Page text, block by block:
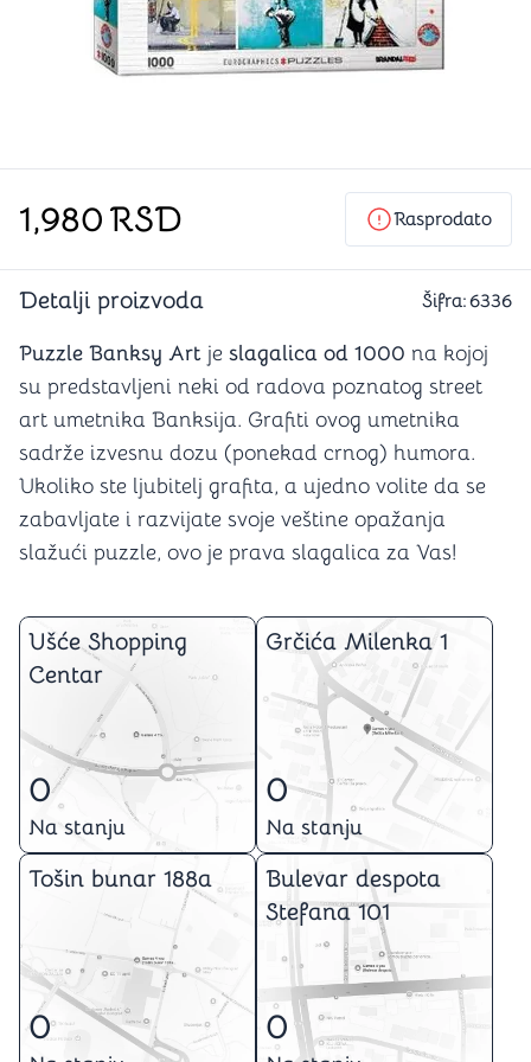
1,980RSD Rasprodato
Detalji proizvoda Šifra:6336
Puzzle Banksy Art je slagalica od 1000 na kojoj
su predstavljeni neki od radova poznatog street
art umetnika Banksija. Grafiti ovog umetnika
sadrže izvesnu dozu (ponekad crnog) humora.
Ukoliko ste ljubitelj grafita, a ujedno volite da se
zabavljate i razvijate svoje veštine opažanja
slažući puzzle, ovo je prava slagalica za Vas!
Ušće Shopping
Centar
0
Na stanju
Grčića Milenka 1
0
Na stanju
Tošin bunar 188a
0
Bulevar despota
Stefana 101
0